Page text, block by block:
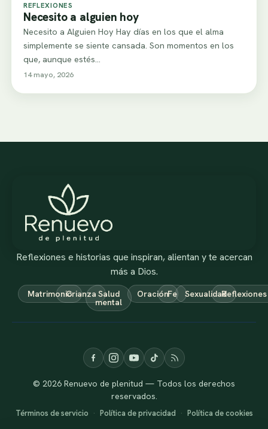
REFLEXIONES
Necesito a alguien hoy
Necesito a Alguien Hoy Hay días en los que el alma
simplemente se siente cansada. Son momentos en los
que, aunque estés…
14 mayo, 2026
Reflexiones e historias que inspiran, alientan y te acercan
más a Dios.
MatrimonioCrianza Salud
mental
OraciónFe SexualidadReflexiones
© 2026 Renuevo de plenitud — Todos los derechos
reservados.
Términos de servicio · Política de privacidad · Política de cookies